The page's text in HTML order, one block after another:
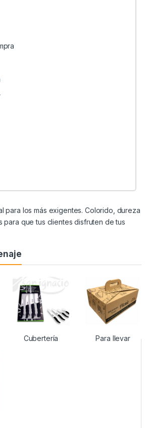
para los más exigentes. Colorido, dureza
para que tus clientes disfruten de tus
Cubertería Para llevar